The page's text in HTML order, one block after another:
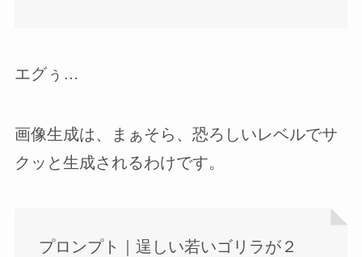
エグぅ…
画像生成は、まぁそら、恐ろしいレベルでサ
クッと生成されるわけです。
プロンプト｜逞しい若いゴリラが２